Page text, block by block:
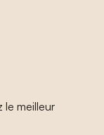
le meilleur